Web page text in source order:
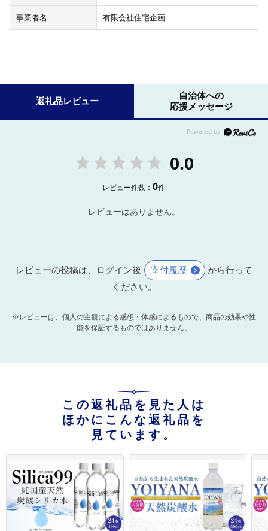
事業者名 有限会社住宅企画
返礼品レビュー
自治体への
応援メッセージ
0.0
レビュー件数：0件
レビューはありません。
レビューの投稿は、ログイン後 寄付履歴
から行って
ください。
※レビューは、個人の主観による感想・体感によるもので、商品の効果や性
能を保証するものではありません。
この返礼品を見た人は
ほかにこんな返礼品を
見ています。